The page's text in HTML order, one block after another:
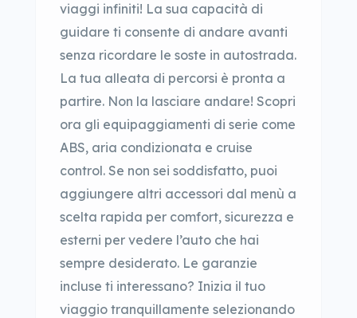
viaggi infiniti! La sua capacità di
guidare ti consente di andare avanti
senza ricordare le soste in autostrada.
La tua alleata di percorsi è pronta a
partire. Non la lasciare andare! Scopri
ora gli equipaggiamenti di serie come
ABS, aria condizionata e cruise
control. Se non sei soddisfatto, puoi
aggiungere altri accessori dal menù a
scelta rapida per comfort, sicurezza e
esterni per vedere l’auto che hai
sempre desiderato. Le garanzie
incluse ti interessano? Inizia il tuo
viaggio tranquillamente selezionando